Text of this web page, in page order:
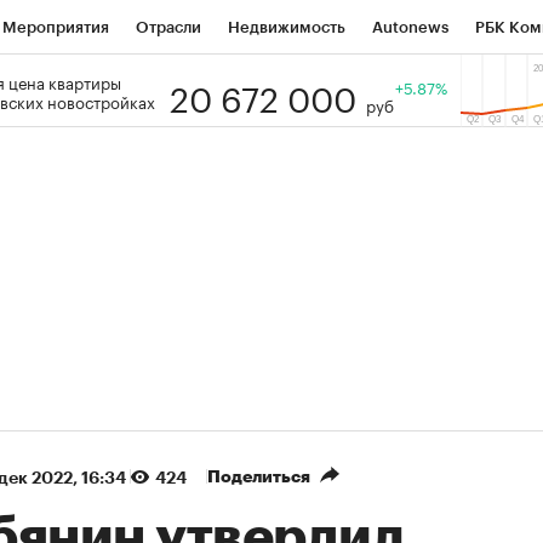
Мероприятия Отрасли Недвижимость Autonews РБК
РБК Образование Тренды
цена квартиры
новостройках
20 672 000 руб
+5.87%
2022, 16:34 424 Поделиться